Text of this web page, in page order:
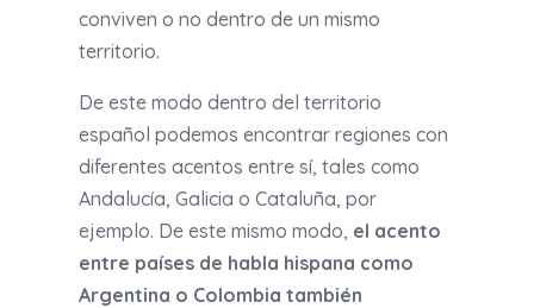
conviven o no dentro de un mismo
territorio.
De este modo dentro del territorio
español podemos encontrar regiones con
diferentes acentos entre sí, tales como
Andalucía, Galicia o Cataluña, por
ejemplo. De este mismo modo, el acento
entre países de habla hispana como
Argentina o Colombia también